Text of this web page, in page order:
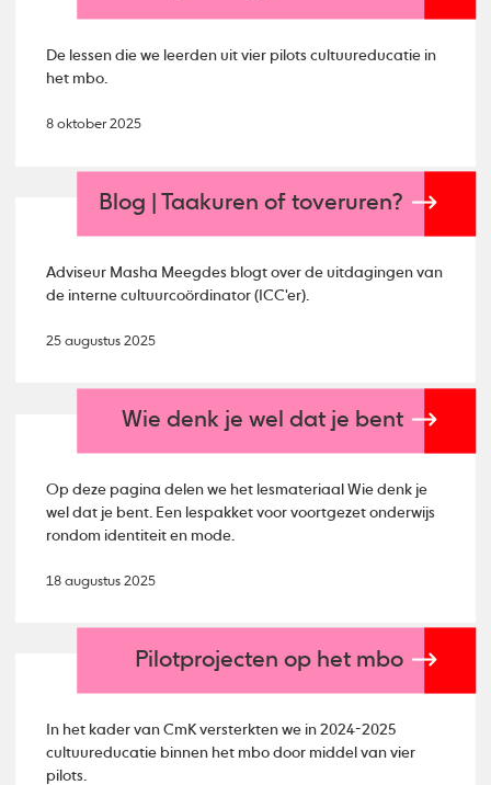
De lessen die we leerden uit vier pilots cultuureducatie in
het mbo.
8 oktober 2025
Blog | Taakuren of toveruren?
Adviseur Masha Meegdes blogt over de uitdagingen van
de interne cultuurcoördinator (ICC'er).
25 augustus 2025
Wie denk je wel dat je bent
Op deze pagina delen we het lesmateriaal Wie denk je
wel dat je bent. Een lespakket voor voortgezet onderwijs
rondom identiteit en mode.
18 augustus 2025
Pilotprojecten op het mbo
In het kader van CmK versterkten we in 2024-2025
cultuureducatie binnen het mbo door middel van vier
pilots.